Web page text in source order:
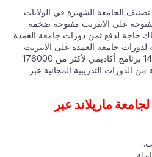
الجامعة الشهيرة في الولايات
مفتوحة على الانترنت مفتوحة ضخمة
حاجة لدفع ثمن دورات جامعة العمدة
لدورات جامعة العمدة على الانترنت.
تقدم جامعة ماريلاند أكثر من 1400 برنامج أكاديمي لأكثر من 176000
الدورات التدريبية المجانية عبر
ماريلاند عبر